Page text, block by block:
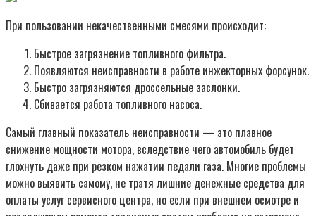
При пользовании некачественными смесями происходит:
Быстрое загрязнение топливного фильтра.
Появляются неисправности в работе инжекторных форсунок.
Быстро загрязняются дроссельные заслонки.
Сбивается работа топливного насоса.
Самый главный показатель неисправности — это плавное
снижение мощности мотора, вследствие чего автомобиль будет
глохнуть даже при резком нажатии педали газа. Многие проблемы
можно выявить самому, не тратя лишние денежные средства для
оплаты услуг сервисного центра, но если при внешнем осмотре и